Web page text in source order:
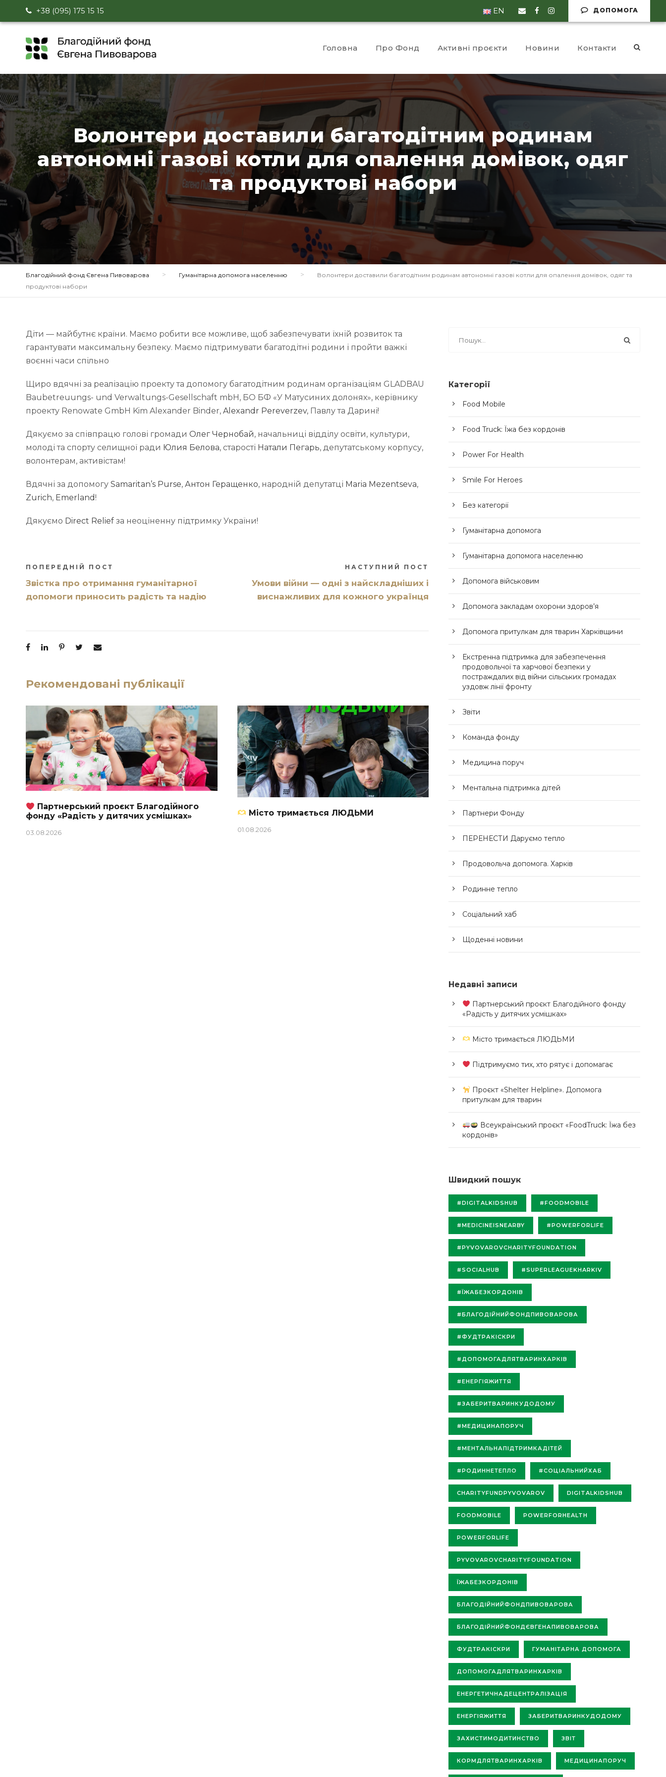
+38 (095) 175 15 15 ДОПОМОГА
EN
Головна Про Фонд Активні проєкти Новини Контакти
Волонтери доставили багатодітним родинам
автономні газові котли для опалення домівок, одяг
та продуктові набори
Благодійний фонд Євгена Пивоварова > Гуманітарна допомога населенню >
Волонтери доставили багатодітним родинам автономні газові котли для опалення домівок, одяг та
продуктові набори
Діти — майбутнє країни. Маємо робити все можливе, щоб забезпечувати їхній розвиток та
гарантувати максимальну безпеку. Маємо підтримувати багатодітні родини і пройти важкі
воєнні часи спільно
Щиро вдячні за реалізацію проекту та допомогу багатодітним родинам організаціям GLADBAU
Baubetreuungs- und Verwaltungs-Gesellschaft mbH, БО БФ «У Матусиних долонях», керівнику
проекту Renowate GmbH Kim Alexander Binder, Alexandr Pereverzev, Павлу та Дарині!
Дякуємо за співпрацю голові громади Олег Чернобай, начальниці відділу освіти, культури,
молоді та спорту селищної ради Юлия Белова, старості Натали Пегарь, депутатському корпусу,
волонтерам, активістам!
Вдячні за допомогу Samaritan’s Purse, Антон Геращенко, народній депутатці Maria Mezentseva,
Zurich, Emerland!
Дякуємо Direct Relief за неоціненну підтримку України!
ПОПЕРЕДНІЙ ПОСТ
Звістка про отримання гуманітарної
допомоги приносить радість та надію
НАСТУПНИЙ ПОСТ
Умови війни — одні з найскладніших і
виснажливих для кожного українця
Рекомендовані публікації
Партнерський проєкт Благодійного
фонду «Радість у дитячих усмішках»
03.08.2026
Місто тримається ЛЮДЬМИ
01.08.2026
Категорії
Food Mobile
Food Truck: Їжа без кордонів
Power For Health
Smile For Heroes
Без категорії
Гуманітарна допомога
Гуманітарна допомога населенню
Допомога військовим
Допомога закладам охорони здоров’я
Допомога притулкам для тварин Харківщини
Екстренна підтримка для забезпечення
продовольчої та харчової безпеки у
постраждалих від війни сільських громадах
уздовж лінії фронту
Звіти
Команда фонду
Медицина поруч
Ментальна підтримка дітей
Партнери Фонду
ПЕРЕНЕСТИ Даруємо тепло
Продовольча допомога. Харків
Родинне тепло
Соціальний хаб
Щоденні новини
Недавні записи
Партнерський проєкт Благодійного фонду
«Радість у дитячих усмішках»
Місто тримається ЛЮДЬМИ
Підтримуємо тих, хто рятує і допомагає
Проєкт «Shelter Helpline». Допомога
притулкам для тварин
Всеукраїнський проєкт «FoodTruck: Їжа без
кордонів»
Швидкий пошук
#DIGITALKIDSHUB #FOODMOBILE
#MEDICINEISNEARBY #POWERFORLIFE
#PYVOVAROVCHARITYFOUNDATION
#SOCIALHUB #SUPERLEAGUEKHARKIV
#ЇЖАБЕЗКОРДОНІВ
#БЛАГОДІЙНИЙФОНДПИВОВАРОВА
#ФУДТРАКІСКРИ
#ДОПОМОГАДЛЯТВАРИНХАРКІВ
#ЕНЕРГІЯЖИТТЯ
#ЗАБЕРИТВАРИНКУДОДОМУ
#МЕДИЦИНАПОРУЧ
#МЕНТАЛЬНАПІДТРИМКАДІТЕЙ
#РОДИННЕТЕПЛО #СОЦІАЛЬНИЙХАБ
CHARITYFUNDPYVOVAROV DIGITALKIDSHUB
FOODMOBILE POWERFORHEALTH
POWERFORLIFE
PYVOVAROVCHARITYFOUNDATION
ЇЖАБЕЗКОРДОНІВ
БЛАГОДІЙНИЙФОНДПИВОВАРОВА
БЛАГОДІЙНИЙФОНДЄВГЕНАПИВОВАРОВА
ФУДТРАКІСКРИ ГУМАНІТАРНА ДОПОМОГА
ДОПОМОГАДЛЯТВАРИНХАРКІВ
ЕНЕРГЕТИЧНАДЕЦЕНТРАЛІЗАЦІЯ
ЕНЕРГІЯЖИТТЯ ЗАБЕРИТВАРИНКУДОДОМУ
ЗАХИСТИМОДИТИНСТВО ЗВІТ
КОРМДЛЯТВАРИНХАРКІВ МЕДИЦИНАПОРУЧ